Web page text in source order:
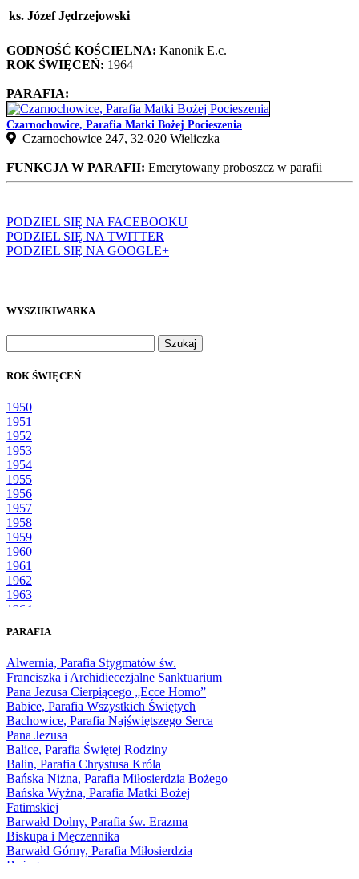
ks. Józef Jędrzejowski
GODNOŚĆ KOŚCIELNA: Kanonik E.c.
ROK ŚWIĘCEŃ: 1964
PARAFIA:
Czarnochowice, Parafia Matki Bożej Pocieszenia
Czarnochowice 247, 32‑020 Wieliczka
FUNKCJA W PARAFII: Emerytowany proboszcz w parafii
PODZIEL SIĘ NA FACEBOOKU
PODZIEL SIĘ NA TWITTER
PODZIEL SIĘ NA GOOGLE+
WYSZUKIWARKA
ROK ŚWIĘCEŃ
1950
1951
1952
1953
1954
1955
1956
1957
1958
1959
1960
1961
1962
1963
1964
1966
1968
1969
1970
1971
1972
1973
1974
1975
1976
1977
1978
1979
1980
1981
PARAFIA
Alwernia, Parafia Stygmatów św.
Franciszka i Archidiecezjalne Sanktuarium
Pana Jezusa Cierpiącego „Ecce Homo”
Babice, Parafia Wszystkich Świętych
Bachowice, Parafia Najświętszego Serca
Pana Jezusa
Balice, Parafia Świętej Rodziny
Balin, Parafia Chrystusa Króla
Bańska Niżna, Parafia Miłosierdzia Bożego
Bańska Wyżna, Parafia Matki Bożej
Fatimskiej
Barwałd Dolny, Parafia św. Erazma
Biskupa i Męczennika
Barwałd Górny, Parafia Miłosierdzia
Bożego